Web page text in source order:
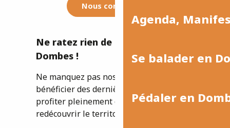
Agenda,
Se balader en
Pédaler en
Nous contacter
Ne ratez rien de l'actualité de la
Dombes !
Ne manquez pas nos newsletters pour
bénéficier des dernières informations et
profiter pleinement de votre séjour ou
redécouvrir le territoire.